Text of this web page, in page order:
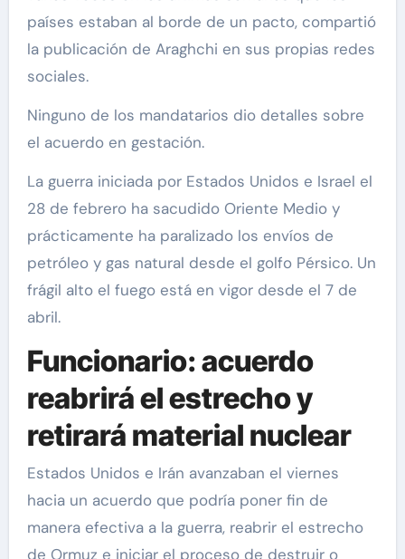
países estaban al borde de un pacto, compartió
la publicación de Araghchi en sus propias redes
sociales.
Ninguno de los mandatarios dio detalles sobre
el acuerdo en gestación.
La guerra iniciada por Estados Unidos e Israel el
28 de febrero ha sacudido Oriente Medio y
prácticamente ha paralizado los envíos de
petróleo y gas natural desde el golfo Pérsico. Un
frágil alto el fuego está en vigor desde el 7 de
abril.
Funcionario: acuerdo
reabrirá el estrecho y
retirará material nuclear
Estados Unidos e Irán avanzaban el viernes
hacia un acuerdo que podría poner fin de
manera efectiva a la guerra, reabrir el estrecho
de Ormuz e iniciar el proceso de destruir o